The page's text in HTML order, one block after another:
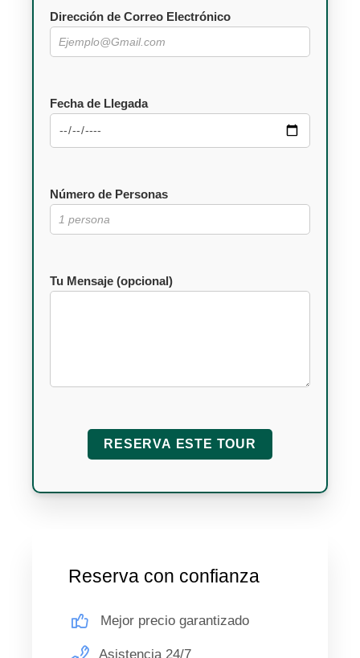
Dirección de Correo Electrónico
Fecha de Llegada
Número de Personas
Tu Mensaje (opcional)
Reserva con confianza
Mejor precio garantizado
Asistencia 24/7